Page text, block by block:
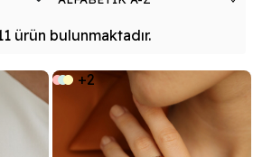
ürün bulunmaktadır.
+2